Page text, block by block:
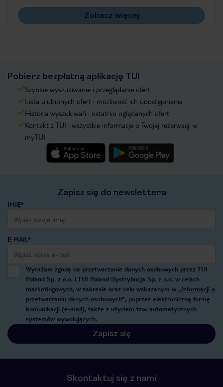
Zobacz więcej
Pobierz bezpłatną aplikację TUI
Szybkie wyszukiwanie i przeglądanie ofert
Lista ulubionych ofert i możliwość ich udostępniania
Historia wyszukiwań i ostatnio oglądanych ofert
Kontakt z TUI i wszystkie informacje o Twojej rezerwacji w
myTUI
Zapisz się do newslettera
IMIĘ*
E-MAIL*
Wyrażam zgodę na przetwarzanie danych osobowych przez TUI
Poland Sp. z o.o. i TUI Poland Dystrybucja Sp. z o.o. w celach
marketingowych, w zakresie oraz celu wskazanym w „Informacji o
przetwarzaniu danych osobowych”, poprzez elektroniczną formę
komunikacji (e-mail), także z użyciem tzw. automatycznych
systemów wywołujących.
Zapisz się
Skontaktuj się z nami